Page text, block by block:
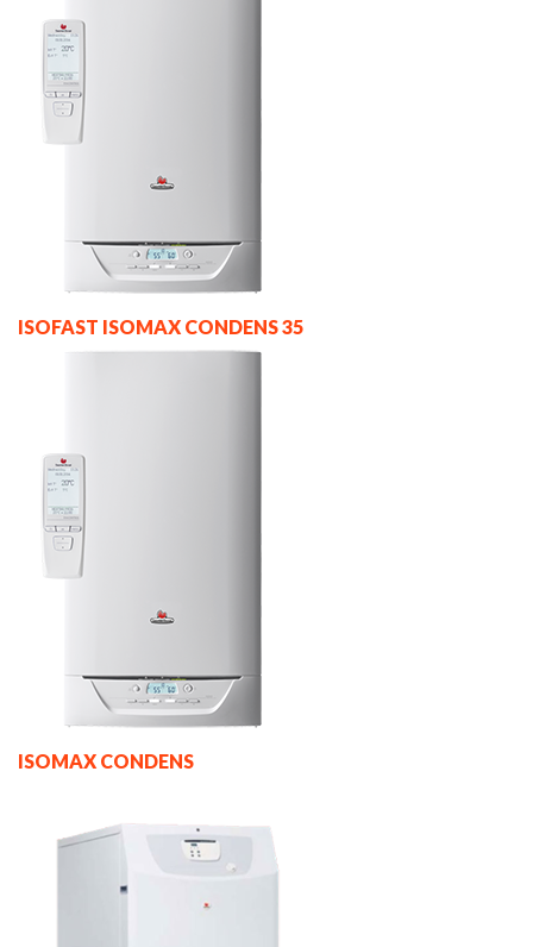
ISOFAST ISOMAX CONDENS 35
ISOMAX CONDENS